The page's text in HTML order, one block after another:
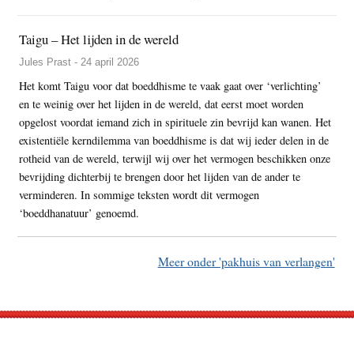
Taigu – Het lijden in de wereld
Jules Prast - 24 april 2026
Het komt Taigu voor dat boeddhisme te vaak gaat over ‘verlichting’
en te weinig over het lijden in de wereld, dat eerst moet worden
opgelost voordat iemand zich in spirituele zin bevrijd kan wanen. Het
existentiële kerndilemma van boeddhisme is dat wij ieder delen in de
rotheid van de wereld, terwijl wij over het vermogen beschikken onze
bevrijding dichterbij te brengen door het lijden van de ander te
verminderen. In sommige teksten wordt dit vermogen
‘boeddhanatuur’ genoemd.
Meer onder 'pakhuis van verlangen'